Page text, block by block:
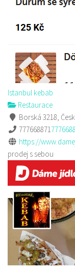
Istanbul kebab
Restaurace
Borská 3218,
777668871
https://
prodej s sebou